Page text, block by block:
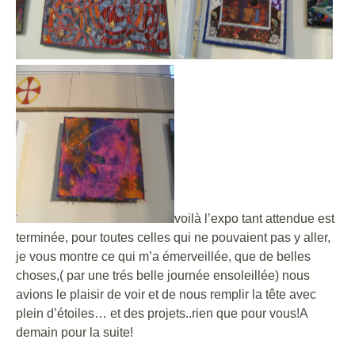
voilà l’expo tant attendue est
terminée, pour toutes celles qui ne pouvaient pas y aller,
je vous montre ce qui m’a émerveillée, que de belles
choses,( par une trés belle journée ensoleillée) nous
avions le plaisir de voir et de nous remplir la tête avec
plein d’étoiles… et des projets..rien que pour vous!A
demain pour la suite!